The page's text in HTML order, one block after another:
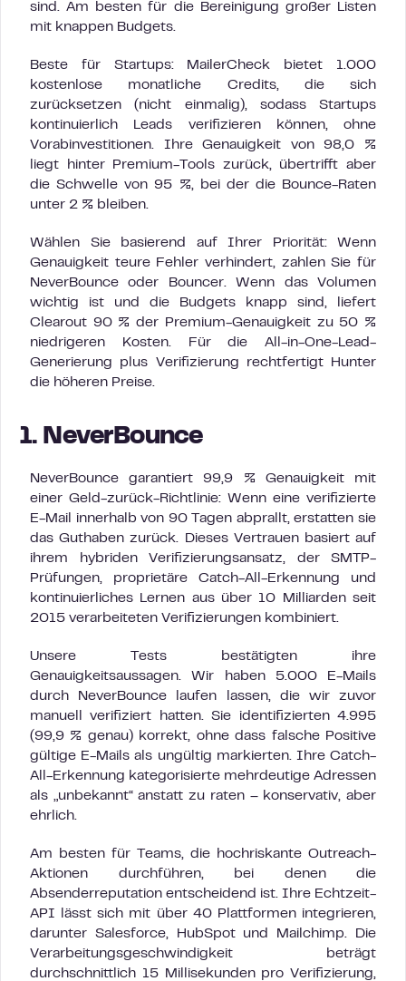
sind. Am besten für die Bereinigung großer Listen
mit knappen Budgets.
Beste für Startups: MailerCheck bietet 1.000
kostenlose monatliche Credits, die sich
zurücksetzen (nicht einmalig), sodass Startups
kontinuierlich Leads verifizieren können, ohne
Vorabinvestitionen. Ihre Genauigkeit von 98,0 %
liegt hinter Premium-Tools zurück, übertrifft aber
die Schwelle von 95 %, bei der die Bounce-Raten
unter 2 % bleiben.
Wählen Sie basierend auf Ihrer Priorität: Wenn
Genauigkeit teure Fehler verhindert, zahlen Sie für
NeverBounce oder Bouncer. Wenn das Volumen
wichtig ist und die Budgets knapp sind, liefert
Clearout 90 % der Premium-Genauigkeit zu 50 %
niedrigeren Kosten. Für die All-in-One-Lead-
Generierung plus Verifizierung rechtfertigt Hunter
die höheren Preise.
1. NeverBounce
NeverBounce garantiert 99,9 % Genauigkeit mit
einer Geld-zurück-Richtlinie: Wenn eine verifizierte
E-Mail innerhalb von 90 Tagen abprallt, erstatten sie
das Guthaben zurück. Dieses Vertrauen basiert auf
ihrem hybriden Verifizierungsansatz, der SMTP-
Prüfungen, proprietäre Catch-All-Erkennung und
kontinuierliches Lernen aus über 10 Milliarden seit
2015 verarbeiteten Verifizierungen kombiniert.
Unsere Tests bestätigten ihre
Genauigkeitsaussagen. Wir haben 5.000 E-Mails
durch NeverBounce laufen lassen, die wir zuvor
manuell verifiziert hatten. Sie identifizierten 4.995
(99,9 % genau) korrekt, ohne dass falsche Positive
gültige E-Mails als ungültig markierten. Ihre Catch-
All-Erkennung kategorisierte mehrdeutige Adressen
als „unbekannt“ anstatt zu raten – konservativ, aber
ehrlich.
Am besten für Teams, die hochriskante Outreach-
Aktionen durchführen, bei denen die
Absenderreputation entscheidend ist. Ihre Echtzeit-
API lässt sich mit über 40 Plattformen integrieren,
darunter Salesforce, HubSpot und Mailchimp. Die
Verarbeitungsgeschwindigkeit beträgt
durchschnittlich 15 Millisekunden pro Verifizierung,